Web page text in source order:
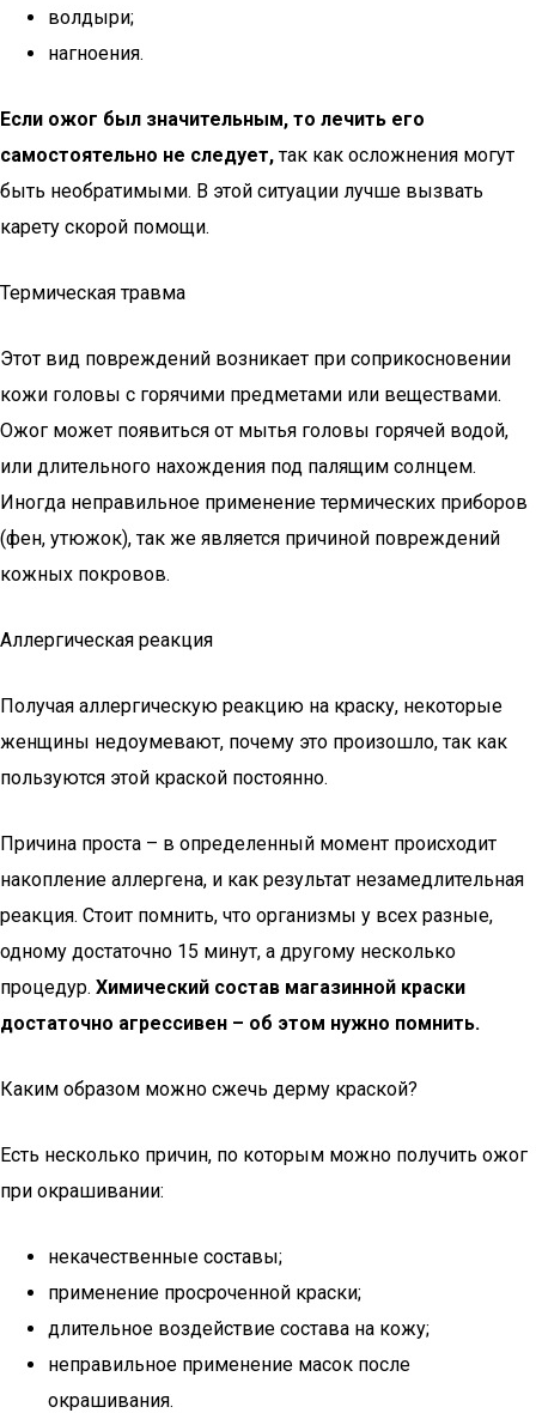
волдыри;
нагноения.
Если ожог был значительным, то лечить его
самостоятельно не следует,так как осложнения могут
быть необратимыми. В этой ситуации лучше вызвать
карету скорой помощи.
Термическая травма
Этот вид повреждений возникает при соприкосновении
кожи головы с горячими предметами или веществами.
Ожог может появиться от мытья головы горячей водой,
или длительного нахождения под палящим солнцем.
Иногда неправильное применение термических приборов
(фен, утюжок), так же является причиной повреждений
кожных покровов.
Аллергическая реакция
Получая аллергическую реакцию на краску, некоторые
женщины недоумевают, почему это произошло, так как
пользуются этой краской постоянно.
Причина проста – в определенный момент происходит
накопление аллергена, и как результат незамедлительная
реакция. Стоит помнить, что организмы у всех разные,
одному достаточно 15 минут, а другому несколько
процедур. Химический состав магазинной краски
достаточно агрессивен – об этом нужно помнить.
Каким образом можно сжечь дерму краской?
Есть несколько причин, по которым можно получить ожог
при окрашивании:
некачественные составы;
применение просроченной краски;
длительное воздействие состава на кожу;
неправильное применение масок после
окрашивания.